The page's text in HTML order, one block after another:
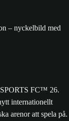
FC™ 26.
internationellt
arenor att spela på.